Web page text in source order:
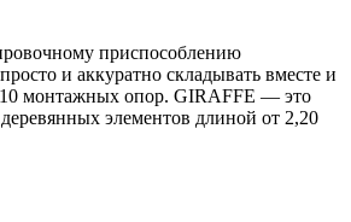
приспособлению
и аккуратно складывать вместе и
монтажных опор. GIRAFFE — это
элементов длиной от 2,20